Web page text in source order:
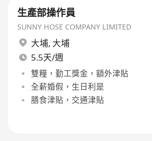
生產部操作員
SUNNY HOSE COMPANY LIMITED
大埔, 大埔
5.5天/週
雙糧，勤工獎金，額外津貼
全薪婚假，生日利是
膳食津貼，交通津貼